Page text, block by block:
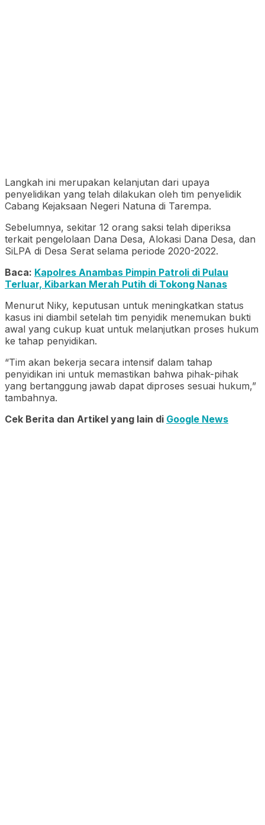
Langkah ini merupakan kelanjutan dari upaya
penyelidikan yang telah dilakukan oleh tim penyelidik
Cabang Kejaksaan Negeri Natuna di Tarempa.
Sebelumnya, sekitar 12 orang saksi telah diperiksa
terkait pengelolaan Dana Desa, Alokasi Dana Desa, dan
SiLPA di Desa Serat selama periode 2020-2022.
Baca: Kapolres Anambas Pimpin Patroli di Pulau
Terluar, Kibarkan Merah Putih di Tokong Nanas
Menurut Niky, keputusan untuk meningkatkan status
kasus ini diambil setelah tim penyidik menemukan bukti
awal yang cukup kuat untuk melanjutkan proses hukum
ke tahap penyidikan.
“Tim akan bekerja secara intensif dalam tahap
penyidikan ini untuk memastikan bahwa pihak-pihak
yang bertanggung jawab dapat diproses sesuai hukum,”
tambahnya.
Cek Berita dan Artikel yang lain di Google News